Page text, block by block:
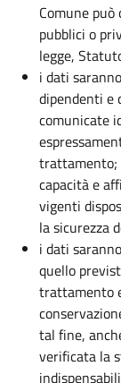
Comune
pubblici o
legge,
i dati
dipendenti e
comunicate
trattamento;
capacità e
vigenti
la sicurezza
i dati
quello
trattamento
tal fine,
verificata la